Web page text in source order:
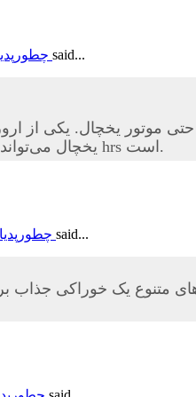
said...
موتور یخچال. یکی از
یخچال می‌تواند هر کسی را نگران کند، ارور hrs است.
said...
متنوع یک خوراکی جذاب